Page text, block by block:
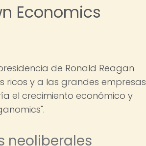
Economics
de Ronald Reagan
ricos y a las grandes empresas
el crecimiento económico y
neoliberales